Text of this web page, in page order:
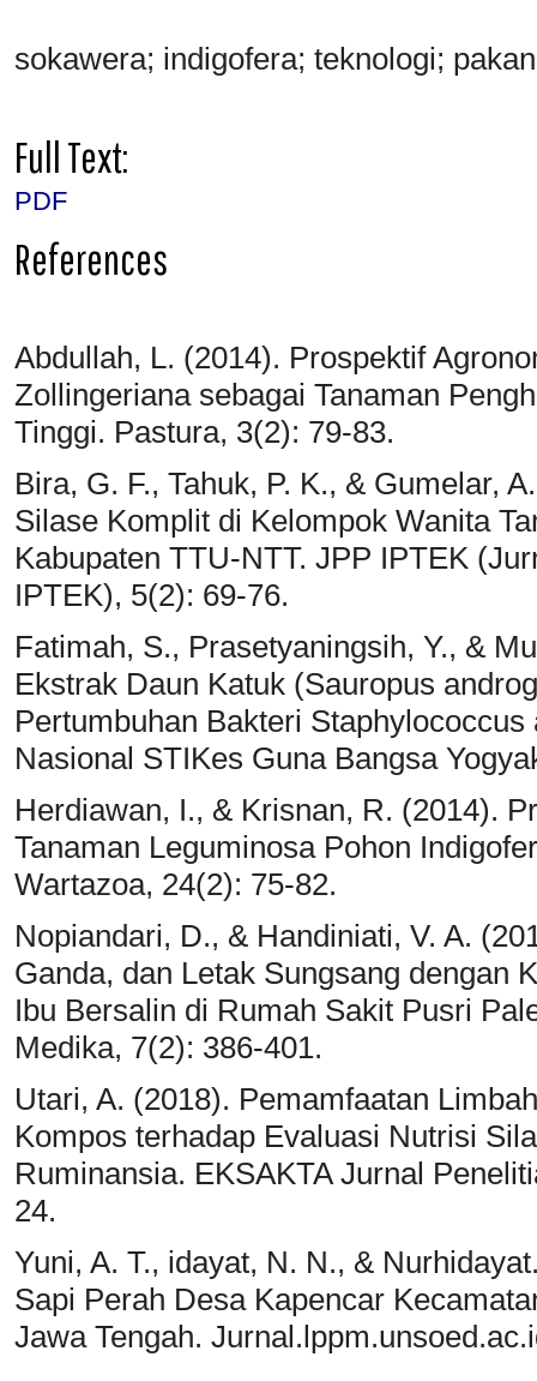
sokawera; indigofera; teknologi;
Full Text:
PDF
References
Abdullah, L. (2014). Prospektif
Zollingeriana sebagai Tanaman
Tinggi. Pastura, 3(2): 79-83.
Bira, G. F., Tahuk, P. K., & Gumelar,
Silase Komplit di Kelompok Wanita
Kabupaten TTU-NTT. JPP IPTEK
IPTEK), 5(2): 69-76.
Fatimah, S., Prasetyaningsih, Y., &
Ekstrak Daun Katuk (Sauropus
Pertumbuhan Bakteri
Nasional STIKes Guna Bangsa
Herdiawan, I., & Krisnan, R. (2014).
Tanaman Leguminosa Pohon
Wartazoa, 24(2): 75-82.
Nopiandari, D., & Handiniati, V. A.
Ganda, dan Letak Sungsang dengan
Ibu Bersalin di Rumah Sakit Pusri
Medika, 7(2): 386-401.
Utari, A. (2018). Pemamfaatan
Kompos terhadap Evaluasi Nutrisi
Ruminansia. EKSAKTA Jurnal
24.
Yuni, A. T., idayat, N. N., &
Sapi Perah Desa Kapencar
Jawa Tengah.